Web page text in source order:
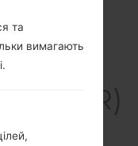
та
вимагають